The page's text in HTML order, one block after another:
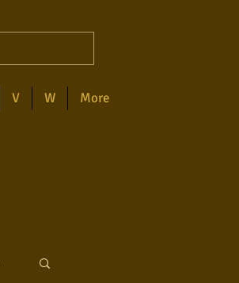
V W More